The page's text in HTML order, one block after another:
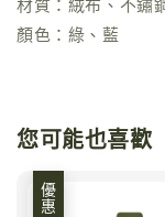
顏色：綠、藍
您可能也喜歡
優惠